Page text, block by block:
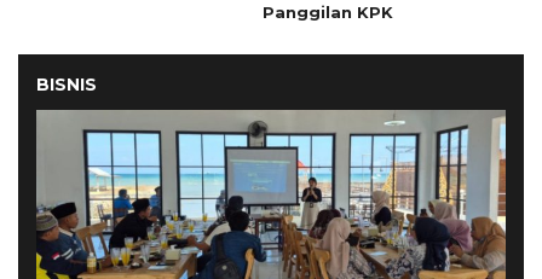
Panggilan KPK
BISNIS